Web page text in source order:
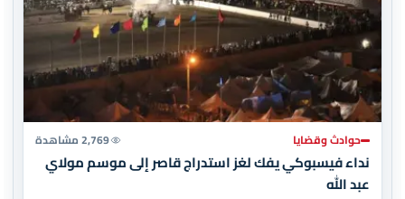
حوادث وقضايا 2,769 مشاهدة
نداء فيسبوكي يفك لغز استدراج قاصر إلى موسم مولاي
عبد الله